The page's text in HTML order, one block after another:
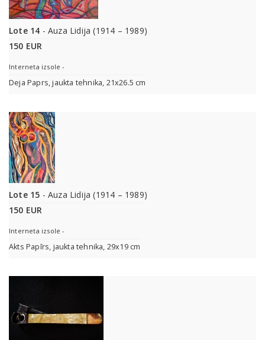
Lote 14 - Auza Lidija (1914 – 1989)
150 EUR
Interneta izsole -
Deja Paprs, jaukta tehnika, 21x26.5 cm
Lote 15 - Auza Lidija (1914 – 1989)
150 EUR
Interneta izsole -
Akts Papīrs, jaukta tehnika, 29x19 cm